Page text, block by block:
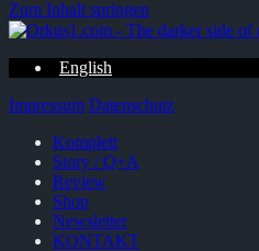
Zum Inhalt springen
English
Impressum Datenschutz
Komplett
Story / Q+A
Review
Shop
Newsletter
KONTAKT